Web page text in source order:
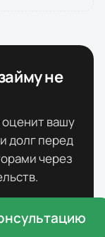
не
вашу
долг перед
через